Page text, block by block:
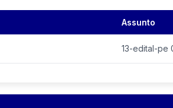
Assunto
13-edital-pe